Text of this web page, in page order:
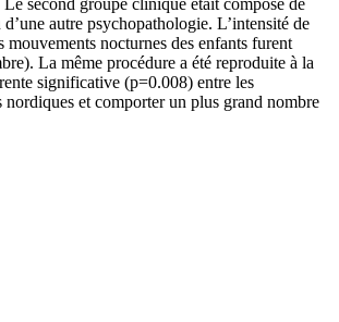
autre psychopathologie. L’intensité de
nocturnes des enfants furent
La même procédure a été reproduite à la
significative (p=0.008) entre les
et comporter un plus grand nombre